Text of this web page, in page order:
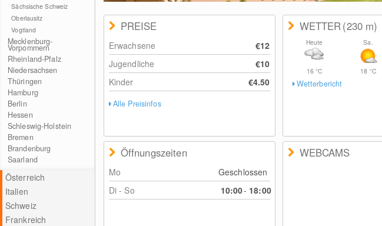
Sächsische Schweiz
Oberlausitz
Vogtland
Mecklenburg-
Vorpommern
Rheinland-Pfalz
Niedersachsen
Thüringen
Hamburg
Berlin
Hessen
Schleswig-Holstein
Bremen
Brandenburg
Saarland
Österreich
Italien
Schweiz
Frankreich
PREISE
Erwachsene
€12
Jugendliche
€10
Kinder
€4.50
Alle Preisinfos
Öffnungszeiten
Mo
Geschlossen
Di - So
10:00- 18:00
WETTER(230 m)
Heute
16°C
Sa.
18 °C
Wetterbericht
WEBCAMS